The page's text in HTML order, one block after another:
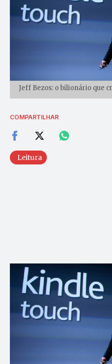
Jeff Bezos: o bilionário que
COMPARTILHAR
Leitura